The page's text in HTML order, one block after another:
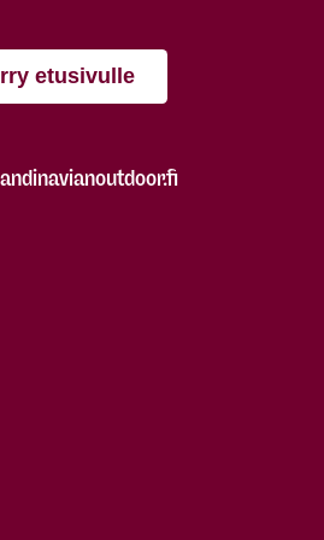
etusivulle